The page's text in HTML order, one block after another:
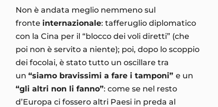
Non è andata meglio nemmeno sul
fronte internazionale: tafferuglio diplomatico
con la Cina per il “blocco dei voli diretti” (che
poi non è servito a niente); poi, dopo lo scoppio
dei focolai, è stato tutto un oscillare tra
un “siamo bravissimi a fare i tamponi” e un
“gli altri non li fanno”: come se nel resto
d’Europa ci fossero altri Paesi in preda al